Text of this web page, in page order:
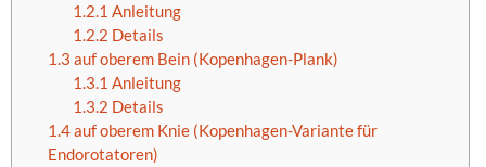
1.2.1 Anleitung
1.2.2 Details
1.3 auf oberem Bein (Kopenhagen-Plank)
1.3.1 Anleitung
1.3.2 Details
1.4auf oberem Knie (Kopenhagen-Variante für
Endorotatoren)